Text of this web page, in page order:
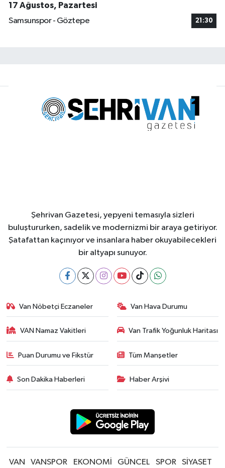
17 Ağustos, Pazartesi
Samsunspor - Göztepe
21:30
Şehrivan Gazetesi, yepyeni temasıyla sizleri
buluştururken, sadelik ve modernizmi bir araya getiriyor.
Şatafattan kaçınıyor ve insanlara haber okuyabilecekleri
bir altyapı sunuyor.
Van Nöbetçi Eczaneler Van Hava Durumu
VAN Namaz Vakitleri Van Trafik Yoğunluk Haritası
Puan Durumu ve Fikstür Tüm Manşetler
Son Dakika Haberleri Haber Arşivi
VAN VANSPOR EKONOMİ GÜNCEL SPOR SİYASET